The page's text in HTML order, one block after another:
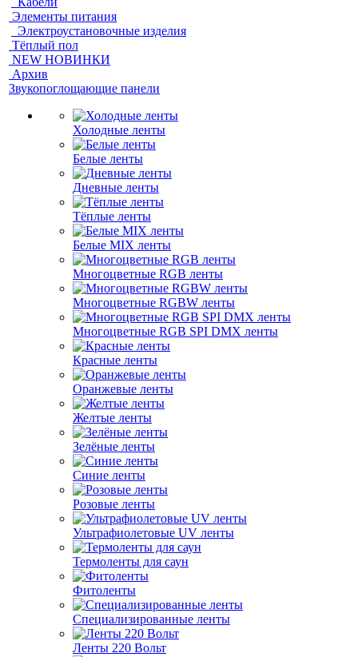
Элементы питания
Электроустановочные изделия
Тёплый пол
NEW НОВИНКИ
Архив
Звукопоглощающие панели
Холодные ленты
Белые ленты
Дневные ленты
Тёплые ленты
Белые MIX ленты
Многоцветные RGB ленты
Многоцветные RGBW ленты
Многоцветные RGB SPI DMX ленты
Красные ленты
Оранжевые ленты
Желтые ленты
Зелёные ленты
Синие ленты
Розовые ленты
Ультрафиолетовые UV ленты
Термоленты для саун
Фитоленты
Специализированные ленты
Ленты 220 Вольт